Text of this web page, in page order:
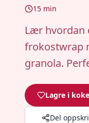
15 min
Lær hvordan
frokostwrap
granola.
Lagre i
Del